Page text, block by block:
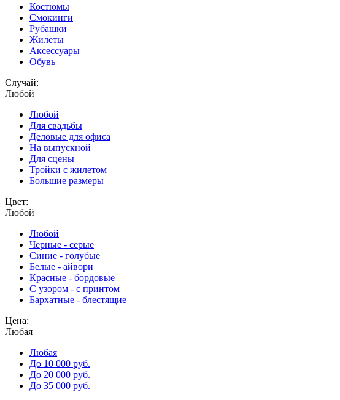
Костюмы
Смокинги
Рубашки
Жилеты
Аксессуары
Обувь
Случай:
Любой
Любой
Для свадьбы
Деловые для офиса
На выпускной
Для сцены
Тройки с жилетом
Большие размеры
Цвет:
Любой
Любой
Черные - серые
Синие - голубые
Белые - айвори
Красные - бордовые
С узором - с принтом
Бархатные - блестящие
Цена:
Любая
Любая
До 10 000 руб.
До 20 000 руб.
До 35 000 руб.